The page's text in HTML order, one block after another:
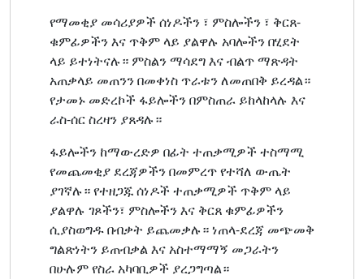
የማመቂያ መሳሪያዎች ሰነዶችን ፣ ምስሎችን ፣ ቅርጸ-
ቁምፊዎችን እና ጥቅም ላይ ያልዋሉ አባሎችን በሂደት
ላይ ይተነትናሉ። ምስልን ማሳደግ እና ብልጥ ማጽዳት
አጠቃላይ መጠንን በመቀነስ ጥራቱን ለመጠበቅ ይረዳል።
የታመኑ መድረኮች ፋይሎችን በምስጠራ ይከላከላሉ እና
ራስ-ሰር ስረዛን ያጸዳሉ።
ፋይሎችን ከማውረድዎ በፊት ተጠቃሚዎች ተስማሚ
የመጨመቂያ ደረጃዎችን በመምረጥ የተሻለ ውጤት
ያገኛሉ። የተዘጋጁ ሰነዶች ተጠቃሚዎች ጥቅም ላይ
ያልዋሉ ገጾችን፣ ምስሎችን እና ቅርጸ ቁምፊዎችን
ሲያስወግዱ በብቃት ይጨመቃሉ። ነጠላ-ደረጃ መጭመቅ
ግልጽነትን ይጠብቃል እና አስተማማኝ መጋራትን
በሁሉም የስራ አካባቢዎች ያረጋግጣል።